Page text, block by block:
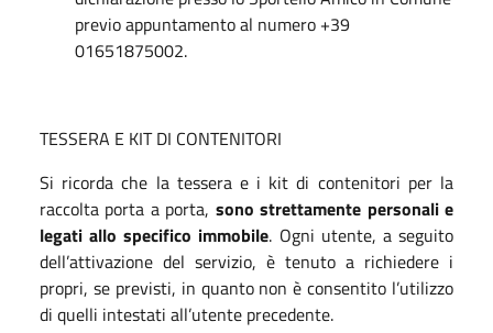
previo appuntamento al numero +39
01651875002.
TESSERA E KIT DI CONTENITORI
Si ricorda che la tessera e i kit di contenitori per la
raccolta porta a porta, sono strettamente personali e
legati allo specifico immobile. Ogni utente, a seguito
dell’attivazione del servizio, è tenuto a richiedere i
propri, se previsti, in quanto non è consentito l’utilizzo
di quelli intestati all’utente precedente.